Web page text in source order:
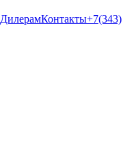
ДилерамКонтакты+7(343)